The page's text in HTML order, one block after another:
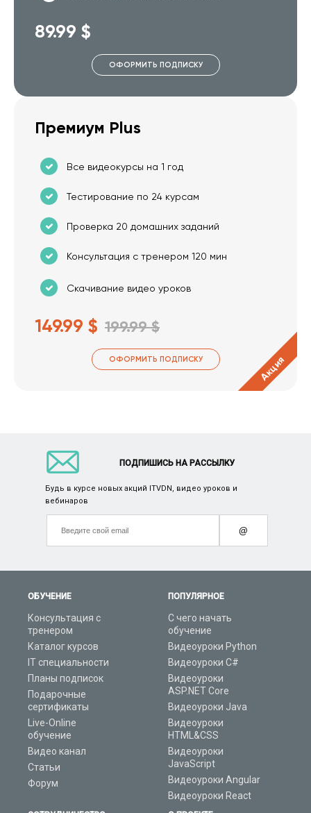
89.99 $
ОФОРМИТЬ ПОДПИСКУ
Премиум Plus
Все видеокурсы на 1 год
Тестирование по 24 курсам
Проверка 20 домашних заданий
Консультация с тренером 120 мин
Скачивание видео уроков
149.99 $ 199.99 $
ОФОРМИТЬ ПОДПИСКУ Акция
ОБУЧЕНИЕ
Консультация с
тренером
Каталог курсов
IT специальности
Планы подписок
Подарочные
сертификаты
Live-Online
обучение
Видео канал
Статьи
Форум
ПОПУЛЯРНОЕ
С чего начать
обучение
Видеоуроки Python
Видеоуроки C#
Видеоуроки
ASP.NET Core
Видеоуроки Java
Видеоуроки
HTML&CSS
Видеоуроки
JavaScript
Видеоуроки Angular
Видеоуроки React
ПОДПИШИСЬ НА РАССЫЛКУ
Будь в курсе новых акций ITVDN, видео уроков и
вебинаров
@